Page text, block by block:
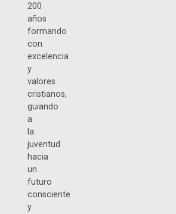
200
años
formando
con
excelencia
y
valores
cristianos,
guiando
a
la
juventud
hacia
un
futuro
consciente
y